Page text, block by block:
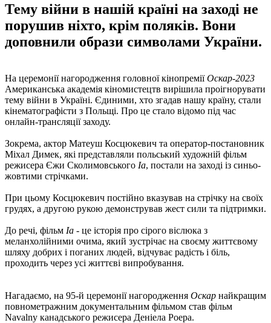
Тему війни в нашій країні на заході не
порушив ніхто, крім поляків. Вони
доповнили образи символами України.
На церемонії нагородження головної кінопреміїОскар-2023
Американська академія кіномистецтв вирішила проігнорувати
тему війни в Україні. Єдиними, хто згадав нашу країну, стали
кінематографісти з Польщі. Про це стало відомо під час
онлайн-трансляції заходу.
Зокрема, актор Матеуш Косцюкевич та оператор-постановник
Міхал Димек, які представляли польський художній фільм
режисера Єжи Сколимовського Іа, постали на заході із синьо-
жовтими стрічками.
При цьому Косцюкевич постійно вказував на стрічку на своїх
грудях, а другою рукою демонстрував жест сили та підтримки.
До речі, фільм Іа - це історія про сірого віслюка з
меланхолійними очима, який зустрічає на своєму життєвому
шляху добрих і поганих людей, відчуває радість і біль,
проходить через усі життєві випробування.
Нагадаємо, на 95-й церемонії нагородження Оскар найкращим
повнометражним документальним фільмом став фільм
Navalny канадського режисера Деніела Роера.